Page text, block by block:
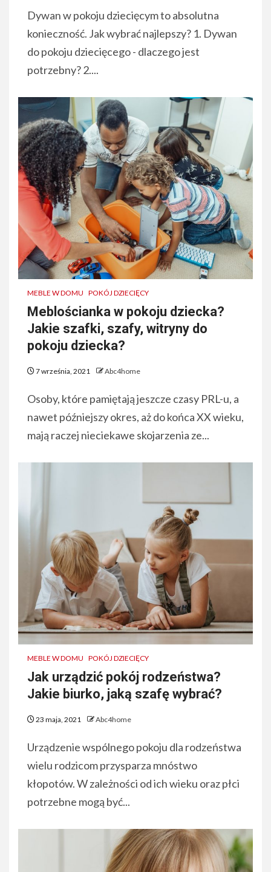
Dywan w pokoju dziecięcym to absolutna
konieczność. Jak wybrać najlepszy? 1. Dywan
do pokoju dziecięcego - dlaczego jest
potrzebny? 2....
MEBLE W DOMU POKÓJ DZIECIĘCY
Meblościanka w pokoju dziecka?
Jakie szafki, szafy, witryny do
pokoju dziecka?
7 września, 2021 Abc4home
Osoby, które pamiętają jeszcze czasy PRL-u, a
nawet późniejszy okres, aż do końca XX wieku,
mają raczej nieciekawe skojarzenia ze...
MEBLE W DOMU POKÓJ DZIECIĘCY
Jak urządzić pokój rodzeństwa?
Jakie biurko, jaką szafę wybrać?
23 maja, 2021 Abc4home
Urządzenie wspólnego pokoju dla rodzeństwa
wielu rodzicom przysparza mnóstwo
kłopotów. W zależności od ich wieku oraz płci
potrzebne mogą być...